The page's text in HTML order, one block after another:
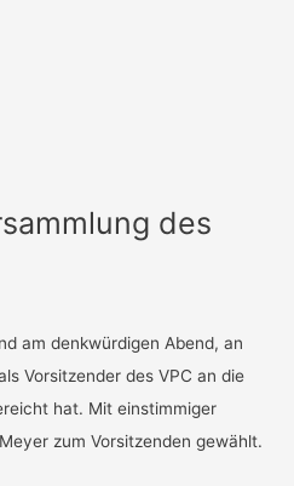
des
am denkwürdigen Abend, an
Vorsitzender des VPC an die
hat. Mit einstimmiger
zum Vorsitzenden gewählt.